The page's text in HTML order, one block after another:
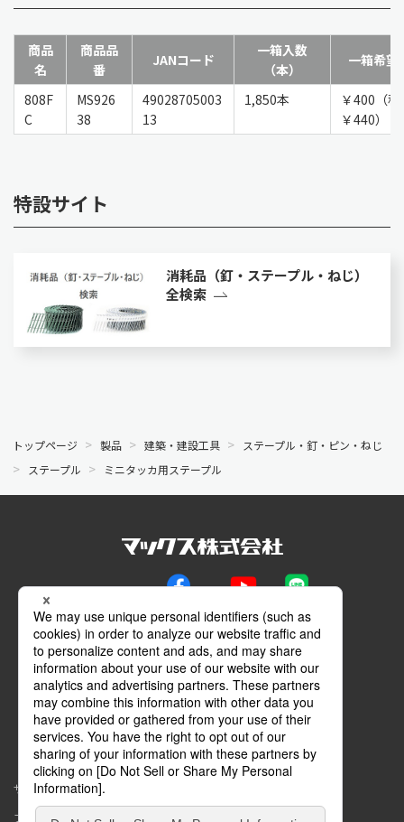
商品
名
商品品
番
JANコード
一箱入数
（本）
一箱希望
808F
C
MS926
38
49028705003
13
1,850本
￥400（
￥440）
特設サイト
消耗品（釘・ステープル・ねじ）
全検索
トップページ 製品 建築・建設工具
ステープル・釘・ピン・ねじ
ステープル
ミニタッカ用ステープル
Facebook
YouTube LINE
メールマガジン
動画特設サイト
マイページ
サイトマップ
プライバシーポリシー
コミュニティガイドライン